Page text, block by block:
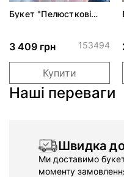
Букет "Пелюсткові
3 409 грн 153494
Купити
Наші переваги
Швидка
Ми доставимо
моменту